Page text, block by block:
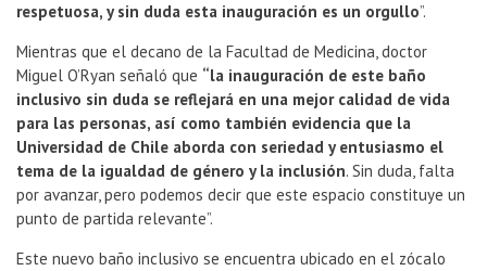
respetuosa, y sin duda esta inauguración es un orgullo”.
Mientras que el decano de la Facultad de Medicina, doctor
Miguel O’Ryan señaló que “la inauguración de este baño
inclusivo sin duda se reflejará en una mejor calidad de vida
para las personas, así como también evidencia que la
Universidad de Chile aborda con seriedad y entusiasmo el
tema de la igualdad de género y la inclusión. Sin duda, falta
por avanzar, pero podemos decir que este espacio constituye un
punto de partida relevante”.
Este nuevo baño inclusivo se encuentra ubicado en el zócalo